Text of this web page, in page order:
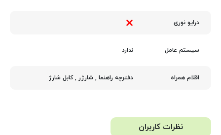
درایو نوری
سیستم عامل ندارد
اقلام همراه دفترچه راهنما , شارژر , کابل شارژ
نظرات کاربران